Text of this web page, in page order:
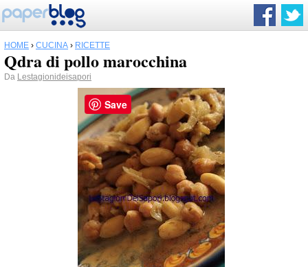
HOME › CUCINA › RICETTE
Qdra di pollo marocchina
Da Lestagionideisapori
Save